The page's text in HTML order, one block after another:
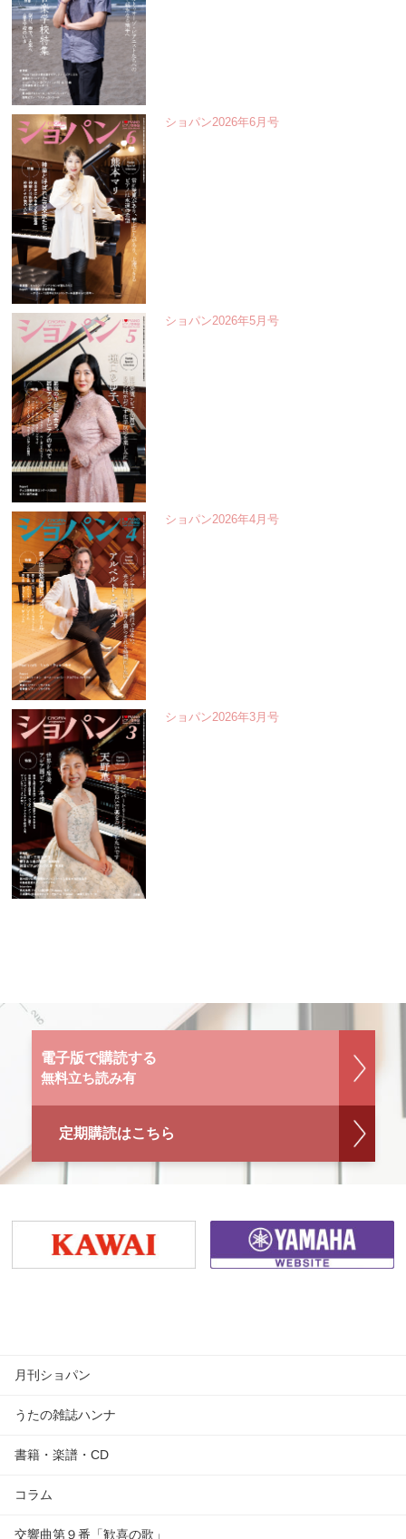
ショパン2026年6月号
ショパン2026年5月号
ショパン2026年4月号
ショパン2026年3月号
電子版で購読する
無料立ち読み有
定期購読はこちら
月刊ショパン
うたの雑誌ハンナ
書籍・楽譜・CD
コラム
交響曲第９番「歓喜の歌」